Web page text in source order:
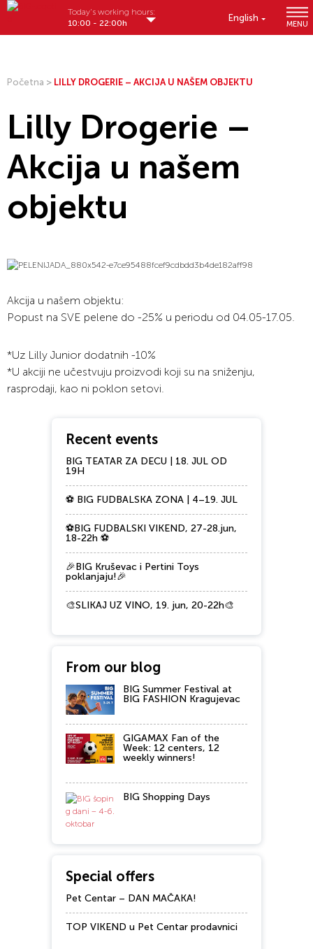
English
MENU
Today's working hours:
10:00 - 22:00h
Početna > LILLY DROGERIE – AKCIJA U NAŠEM OBJEKTU
Lilly Drogerie –
Akcija u našem
objektu
Akcija u našem objektu:
Popust na SVE pelene do -25% u periodu od 04.05-17.05.
*Uz Lilly Junior dodatnih -10%
*U akciji ne učestvuju proizvodi koji su na sniženju,
rasprodaji, kao ni poklon setovi.
Recent events
BIG TEATAR ZA DECU | 18. JUL OD
19H
⚽ BIG FUDBALSKA ZONA | 4–19. JUL
⚽BIG FUDBALSKI VIKEND, 27-28.jun,
18-22h ⚽
🎉BIG Kruševac i Pertini Toys
poklanjaju!🎉
🎨SLIKAJ UZ VINO, 19. jun, 20-22h🎨
From our blog
BIG Summer Festival at
BIG FASHION Kragujevac
GIGAMAX Fan of the
Week: 12 centers, 12
weekly winners!
BIG Shopping Days
Special offers
Pet Centar – DAN MAČAKA!
TOP VIKEND u Pet Centar prodavnici